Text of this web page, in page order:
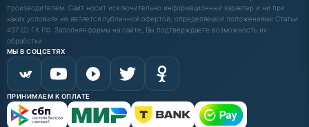
производителем. Сайт носит исключительно информационный характер и ни при
каких условиях не является публичной офертой, определяемой положениями Статьи
437 (2) ГК РФ. Заполняя формы на сайте, Вы подтверждаете возможность их
обработки.
МЫ В СОЦСЕТЯХ
ПРИНИМАЕМ К ОПЛАТЕ